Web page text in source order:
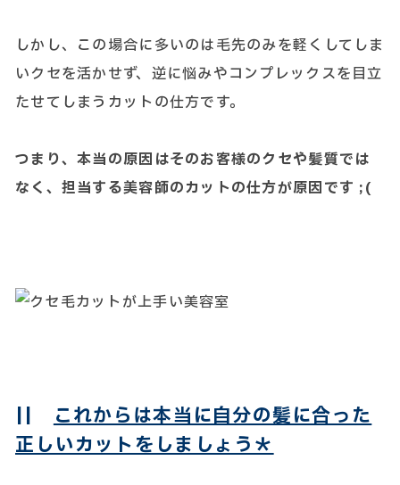
しかし、この場合に多いのは毛先のみを軽くしてしま
いクセを活かせず、逆に悩みやコンプレックスを目立
たせてしまうカットの仕方です。
つまり、本当の原因はそのお客様のクセや髪質では
なく、担当する美容師のカットの仕方が原因です ;(
||これからは本当に自分の髪に合った
正しいカットをしましょう＊